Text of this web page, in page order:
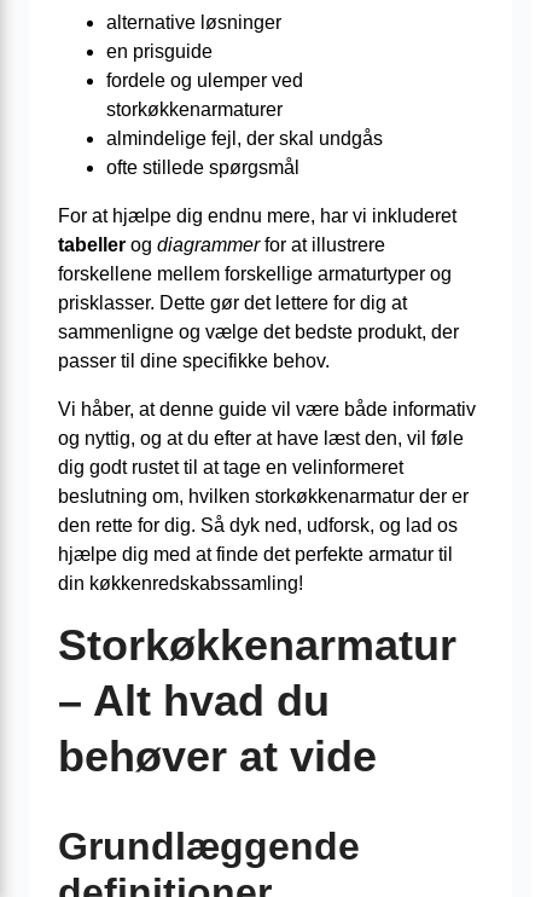
alternative løsninger
en prisguide
fordele og ulemper ved
storkøkkenarmaturer
almindelige fejl, der skal undgås
ofte stillede spørgsmål
For at hjælpe dig endnu mere, har vi inkluderet
tabeller og diagrammerfor at illustrere
forskellene mellem forskellige armaturtyper og
prisklasser. Dette gør det lettere for dig at
sammenligne og vælge det bedste produkt, der
passer til dine specifikke behov.
Vi håber, at denne guide vil være både informativ
og nyttig, og at du efter at have læst den, vil føle
dig godt rustet til at tage en velinformeret
beslutning om, hvilken storkøkkenarmatur der er
den rette for dig. Så dyk ned, udforsk, og lad os
hjælpe dig med at finde det perfekte armatur til
din køkkenredskabssamling!
Storkøkkenarmatur
– Alt hvad du
behøver at vide
Grundlæggende